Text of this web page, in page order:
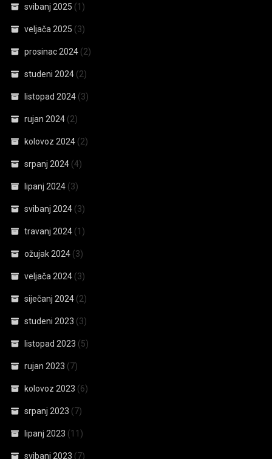
svibanj 2025 (1)
veljača 2025 (3)
prosinac 2024 (2)
studeni 2024 (2)
listopad 2024 (3)
rujan 2024 (2)
kolovoz 2024 (2)
srpanj 2024 (4)
lipanj 2024 (3)
svibanj 2024 (3)
travanj 2024 (1)
ožujak 2024 (3)
veljača 2024 (3)
siječanj 2024 (2)
studeni 2023 (3)
listopad 2023 (5)
rujan 2023 (7)
kolovoz 2023 (6)
srpanj 2023 (7)
lipanj 2023 (11)
svibanj 2023 (7)